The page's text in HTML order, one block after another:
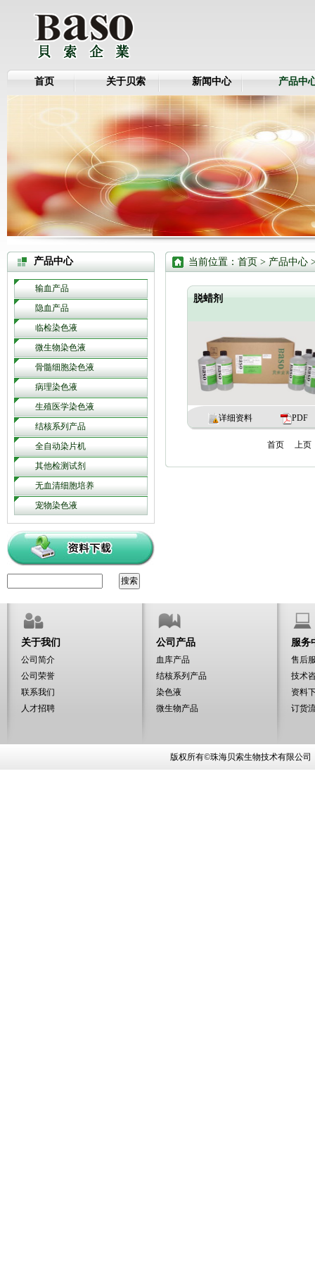
首页 关于贝索 新闻中心 产品中
产品中心
输血产品
隐血产品
临检染色液
微生物染色液
骨髓细胞染色液
病理染色液
生殖医学染色液
结核系列产品
全自动染片机
其他检测试剂
无血清细胞培养
宠物染色液
当前位置： 首页 > 产品中心
脱蜡剂
详细资料 PDF
首页 上页
关于我们
公司简介
公司荣誉
联系我们
人才招聘
公司产品
血库产品
结核系列产品
染色液
微生物产品
服务
售后
技术
资料
订货
版权所有©珠海贝索生物技术